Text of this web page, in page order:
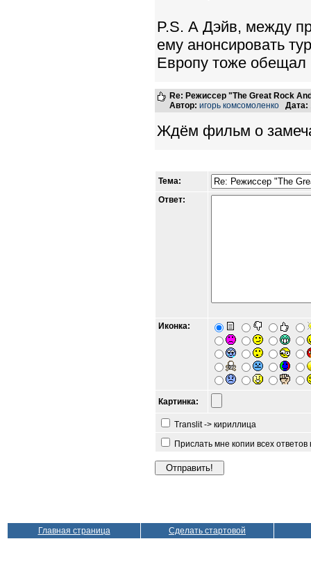
P.S. А Дэйв, между
ему анонсировать
Европу тоже обещал
Re: Режиссер "The Great Rock
Автор: игорь комсомоленко Дата:
Ждём фильм о
Тема:
Ответ:
Иконка:
Картинка:
Translit -> кириллица
Прислать мне копии всех
Главная страница Сделать стартовой